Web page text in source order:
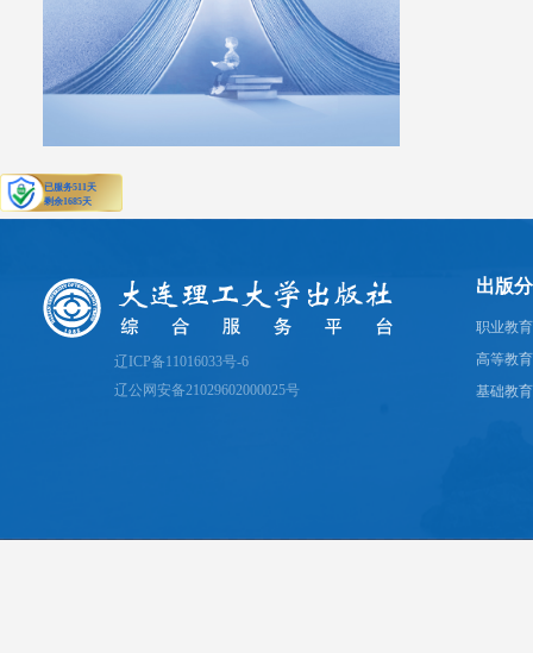
辽ICP备11016033号-6
辽公网安备21029602000025号
出版
职业教
高等教
基础教